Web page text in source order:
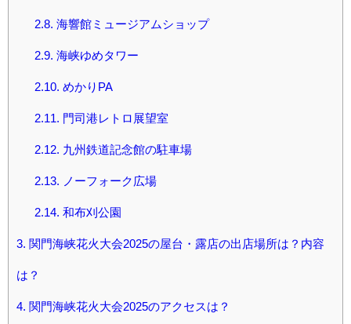
2.8. 海響館ミュージアムショップ
2.9. 海峡ゆめタワー
2.10. めかりPA
2.11. 門司港レトロ展望室
2.12. 九州鉄道記念館の駐車場
2.13. ノーフォーク広場
2.14. 和布刈公園
3. 関門海峡花火大会2025の屋台・露店の出店場所は？内容
は？
4. 関門海峡花火大会2025のアクセスは？